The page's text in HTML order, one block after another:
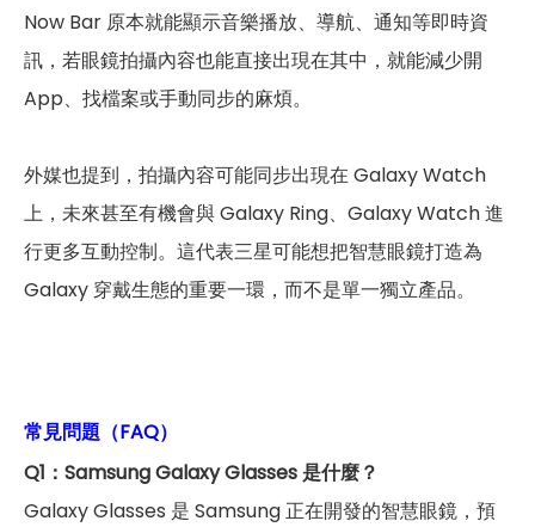
Now Bar 原本就能顯示音樂播放、導航、通知等即時資
訊，若眼鏡拍攝內容也能直接出現在其中，就能減少開
App、找檔案或手動同步的麻煩。
外媒也提到，拍攝內容可能同步出現在 Galaxy Watch
上，未來甚至有機會與 Galaxy Ring、Galaxy Watch 進
行更多互動控制。這代表三星可能想把智慧眼鏡打造為
Galaxy 穿戴生態的重要一環，而不是單一獨立產品。
常見問題（FAQ）
Q1：Samsung Galaxy Glasses 是什麼？
Galaxy Glasses 是 Samsung 正在開發的智慧眼鏡，預